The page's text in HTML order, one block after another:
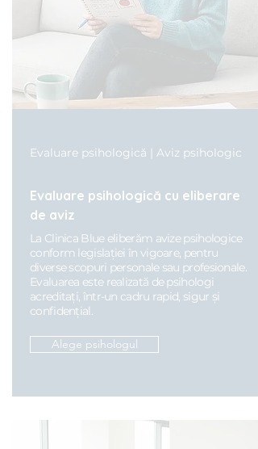
Evaluare psihologică | Aviz psihologic
Evaluare psihologică cu eliberare
de aviz
La Clinica Blue eliberăm avize psihologice
conform legislației în vigoare, pentru
diverse scopuri personale sau profesionale.
Evaluarea este realizată de psihologi
acreditați, într-un cadru rapid, sigur și
confidențial.
Alege psihologul